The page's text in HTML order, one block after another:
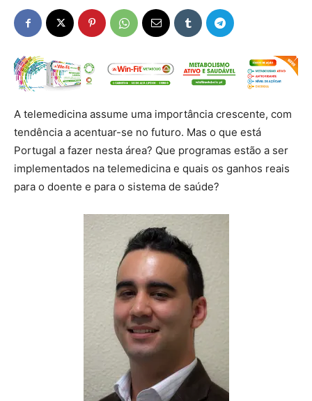
A telemedicina assume uma importância crescente, com
tendência a acentuar-se no futuro. Mas o que está
Portugal a fazer nesta área? Que programas estão a ser
implementados na telemedicina e quais os ganhos reais
para o doente e para o sistema de saúde?